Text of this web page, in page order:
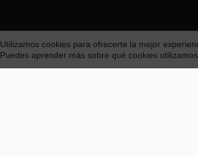
Utilizamos cookies para ofrecerte la mejor
Puedes aprender más sobre qué cookies